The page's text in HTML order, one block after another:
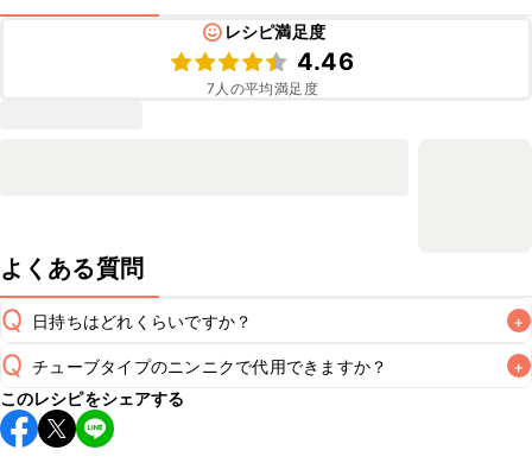
レシピ満足度
4.46
7 人の平均満足度
よくある質問
Q 日持ちはどれくらいですか？ +
A
保存期間は冷蔵で当日中が目安です。なるべくお早めにお召
し上がりください。
※日持ちは目安です。
Q チューブタイプのニンニクで代用できますか？ +
A
チューブタイプのニンニクを使用してもお作りいただけま
す。小さじ1/3を目安に加え、お好みの風味になるようご調
このレシピをシェアする